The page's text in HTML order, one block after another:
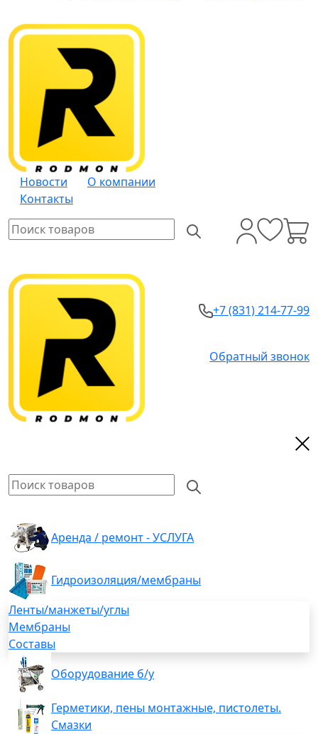
Новости
О компании
Контакты
+7 (831) 214-77-99
Обратный звонок
Аренда / ремонт - УСЛУГА
Гидроизоляция/мембраны
Ленты/манжеты/углы
Мембраны
Составы
Оборудование б/у
Герметики, пены монтажные, пистолеты.
Смазки